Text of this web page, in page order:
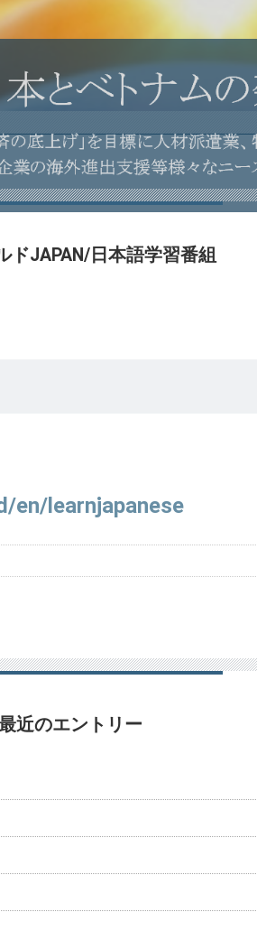
ドJAPAN/日本語学習番組
en/learnjapanese
近のエントリー